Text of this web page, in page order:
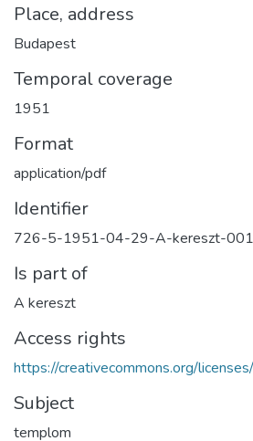
Place, address
Budapest
Temporal coverage
1951
Format
application/pdf
Identifier
726-5-1951-04-29-A-kereszt-
Is part of
A kereszt
Access rights
https://creativecommons.org/
Subject
templom